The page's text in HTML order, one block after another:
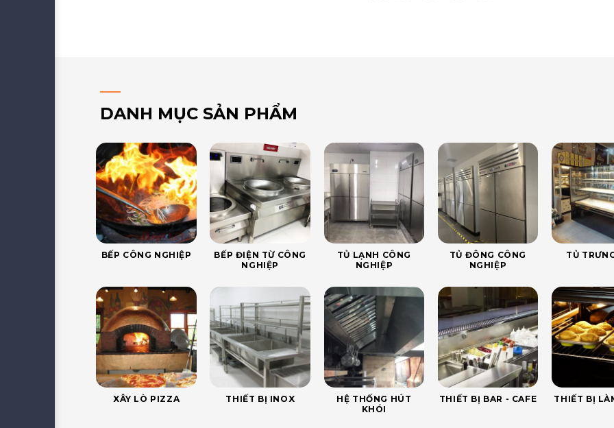
DANH MỤC SẢN PHẨM
BẾP CÔNG NGHIỆP
BẾP ĐIỆN TỪ CÔNG
NGHIỆP
TỦ LẠNH CÔNG
NGHIỆP
TỦ ĐÔNG CÔNG
NGHIỆP
TỦ
XÂY LÒ PIZZA THIẾT BỊ INOX
HỆ THỐNG HÚT
KHÓI
THIẾT BỊ BAR - CAFE THIẾT BỊ